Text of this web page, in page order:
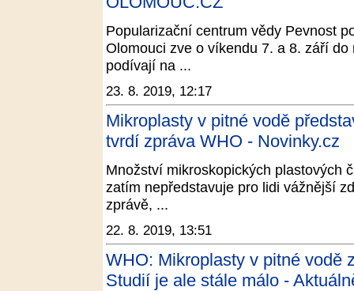
Popularizační centrum vědy Pevnost
Olomouci zve o víkendu 7. a 8. září
podívají na ...
23. 8. 2019, 12:17
Mikroplasty v pitné vodě
tvrdí zpráva WHO - Novinky.cz
Množství mikroskopických plastových
zatím nepředstavuje pro lidi vážnější
zprávě, ...
22. 8. 2019, 13:51
WHO: Mikroplasty v pitné vodě
Studií je ale stále málo -